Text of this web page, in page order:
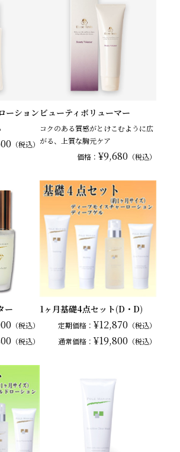
ーション
（税込）
ビューティボリューマー
コクのある質感がとけこむように広
がる、上質な胸元ケア
価格： ¥9,680 （税込）
ー
（税込）
（税込）
1ヶ月基礎4点セット(D・D)
定期価格： ¥12,870 （税込）
通常価格： ¥19,800 （税込）